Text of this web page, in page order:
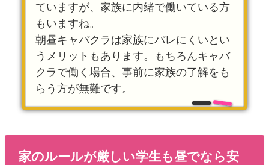
ていますが、家族に内緒で働いている方
もいますね。
朝昼キャバクラは家族にバレにくいとい
うメリットもあります。もちろんキャバ
クラで働く場合、事前に家族の了解をも
らう方が無難です。
家のルールが厳しい学生も昼でなら安